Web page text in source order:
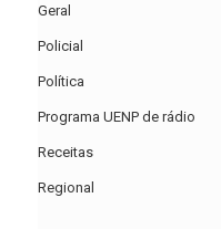
Geral
Policial
Política
Programa UENP de rádio
Receitas
Regional